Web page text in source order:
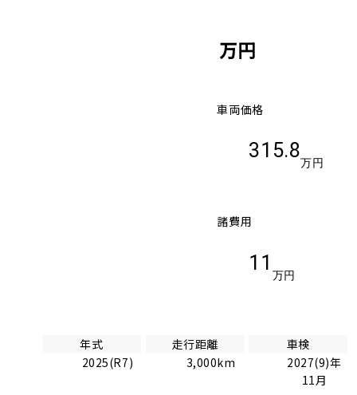
万円
車両価格
315.8
万円
諸費用
11
万円
年式
2025(R7)
走行距離
3,000km
車検
2027(9)年
11月